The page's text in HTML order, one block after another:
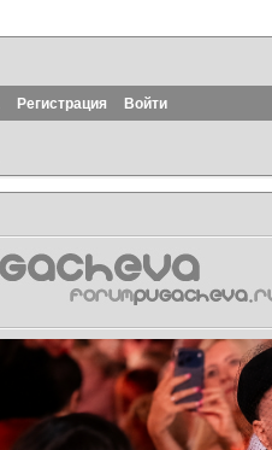
Регистрация Войти